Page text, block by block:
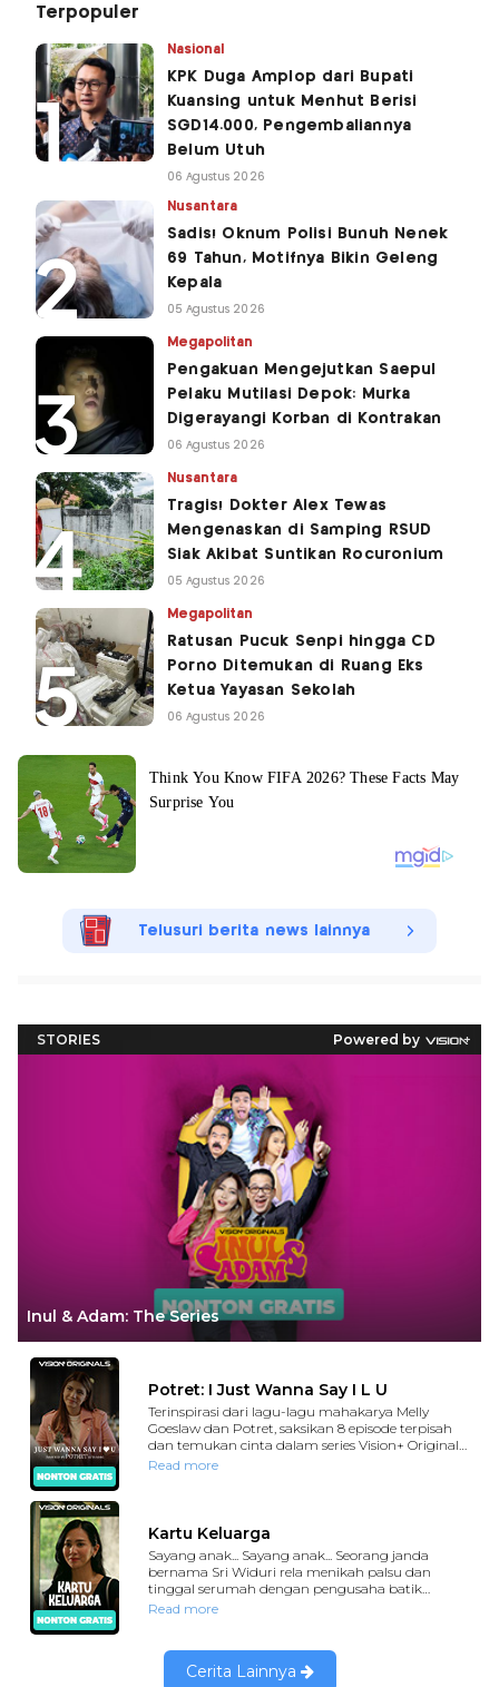
Terpopuler
Nasional
KPK Duga Amplop dari Bupati
Kuansing untuk Menhut Berisi
SGD14.000, Pengembaliannya
Belum Utuh
06 Agustus 2026
Nusantara
Sadis! Oknum Polisi Bunuh Nenek
69 Tahun, Motifnya Bikin Geleng
Kepala
05 Agustus 2026
Megapolitan
Pengakuan Mengejutkan Saepul
Pelaku Mutilasi Depok: Murka
Digerayangi Korban di Kontrakan
06 Agustus 2026
Nusantara
Tragis! Dokter Alex Tewas
Mengenaskan di Samping RSUD
Siak Akibat Suntikan Rocuronium
05 Agustus 2026
Megapolitan
Ratusan Pucuk Senpi hingga CD
Porno Ditemukan di Ruang Eks
Ketua Yayasan Sekolah
06 Agustus 2026
Telusuri berita news lainnya